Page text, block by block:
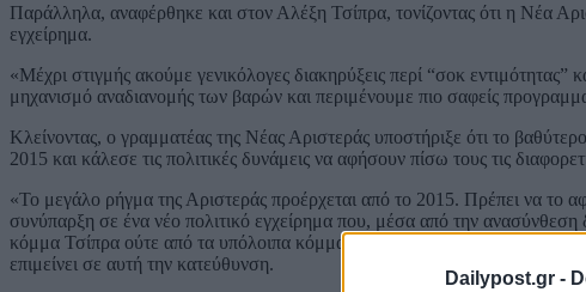
Dailypost.gr -
Παράλληλα, αναφέρθηκε και στον Αλέξη Τσίπρα, τονίζοντας ότι η Νέα
εγχείρημα.
«Μέχρι στιγμής ακούμε γενικόλογες διακηρύξεις περί “σοκ
μηχανισμό αναδιανομής των βαρών και περιμένουμε πιο σαφείς
Κλείνοντας, ο γραμματέας της Νέας Αριστεράς υποστήριξε ότι το
2015 και κάλεσε τις πολιτικές δυνάμεις να αφήσουν πίσω τους τις
«Το μεγάλο ρήγμα της Αριστεράς προέρχεται από το 2015. Πρέπει να το
συνύπαρξη σε ένα νέο πολιτικό εγχείρημα που, μέσα από την
κόμμα Τσίπρα ούτε από τα υπόλοιπα κόμματα», ανέφερε, επισημαίνοντας
επιμείνει σε αυτή την κατεύθυνση.